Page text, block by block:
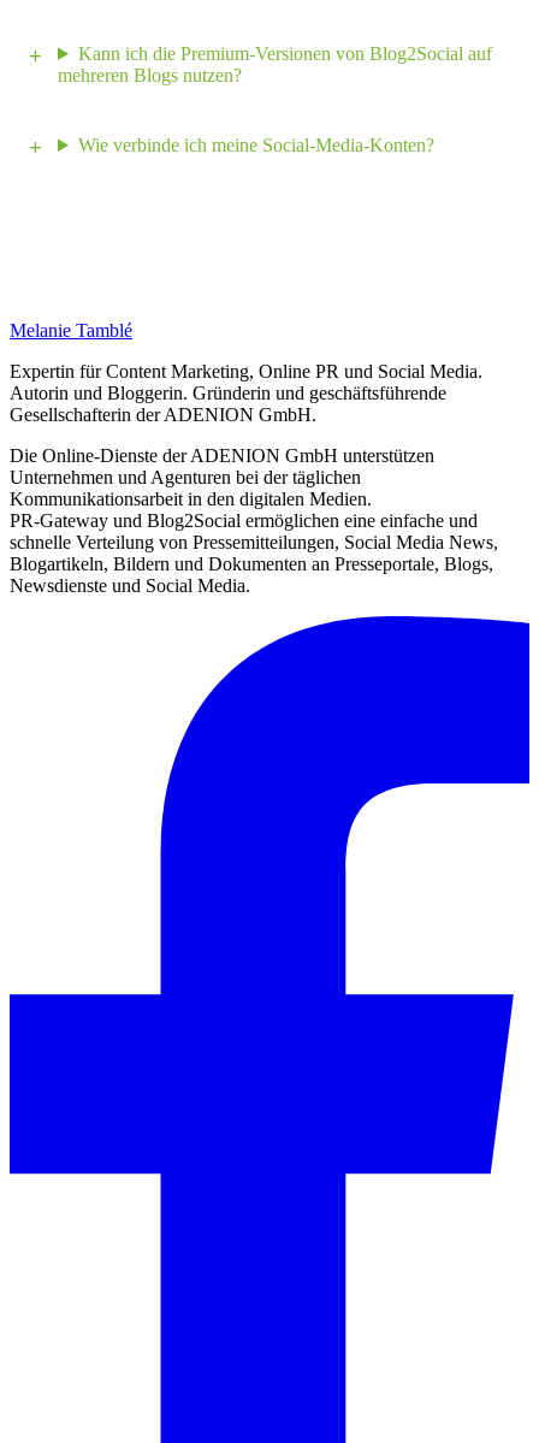
Kann ich die Premium-Versionen von Blog2Social auf
mehreren Blogs nutzen?
Wie verbinde ich meine Social-Media-Konten?
Melanie Tamblé
Expertin für Content Marketing, Online PR und Social Media.
Autorin und Bloggerin. Gründerin und geschäftsführende
Gesellschafterin der ADENION GmbH.
Die Online-Dienste der ADENION GmbH unterstützen
Unternehmen und Agenturen bei der täglichen
Kommunikationsarbeit in den digitalen Medien.
PR-Gateway und Blog2Social ermöglichen eine einfache und
schnelle Verteilung von Pressemitteilungen, Social Media News,
Blogartikeln, Bildern und Dokumenten an Presseportale, Blogs,
Newsdienste und Social Media.